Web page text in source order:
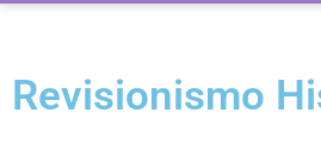
Revisionismo